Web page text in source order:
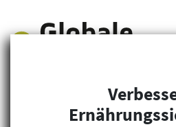
Arbeitsgemeinschaft für
Humanitäre Hilfe